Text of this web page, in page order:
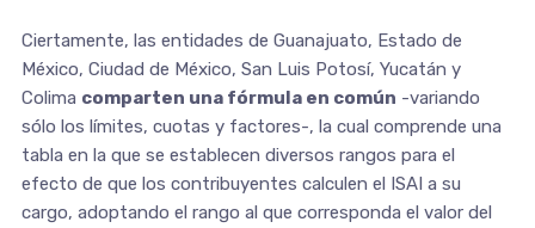
Ciertamente, las entidades de Guanajuato, Estado de
México, Ciudad de México, San Luis Potosí, Yucatán y
Colima comparten una fórmula en común -variando
sólo los límites, cuotas y factores-, la cual comprende una
tabla en la que se establecen diversos rangos para el
efecto de que los contribuyentes calculen el ISAI a su
cargo, adoptando el rango al que corresponda el valor del